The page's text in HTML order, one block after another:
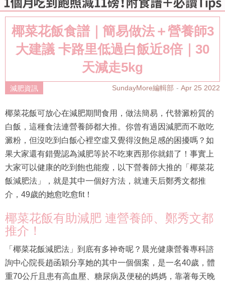
椰菜花飯食譜｜簡易做法＋營養師3
大建議 卡路里低過白飯近8倍｜30
天減走5kg
減肥資訊 SundayMore編輯部 Apr 25 2022
椰菜花飯可放心在減肥期間食用，做法簡易，代替澱粉質的
白飯，這種食法連營養師都大推。你曾有過因減肥而不敢吃
澱粉，但沒吃到白飯心裡空虛又覺得沒飽足感的困擾嗎？如
果大家還有錯覺認為減肥等於不吃東西那你就錯了！事實上
大家可以健康的吃到飽也能瘦，以下營養師大推的「椰菜花
飯減肥法」，就是其中一個好方法，就連天后鄭秀文都推
介，49歲的她愈吃愈fit！
椰菜花飯有助減肥 連營養師、鄭秀文都
推介！
「椰菜花飯減肥法」到底有多神奇呢？晨光健康營養專科諮
詢中心院長趙函穎分享她的其中一個個案，是一名40歲，體
重70公斤且患有高血壓、糖尿病及便秘的媽媽，靠著每天晚